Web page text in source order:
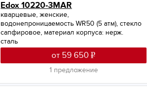
Edox 10220-3MAR
кварцевые, женские,
водонепроницаемость WR50 (5 атм), стекло
сапфировое, материал корпуса: нерж.
сталь
от 59 650
1 предложение